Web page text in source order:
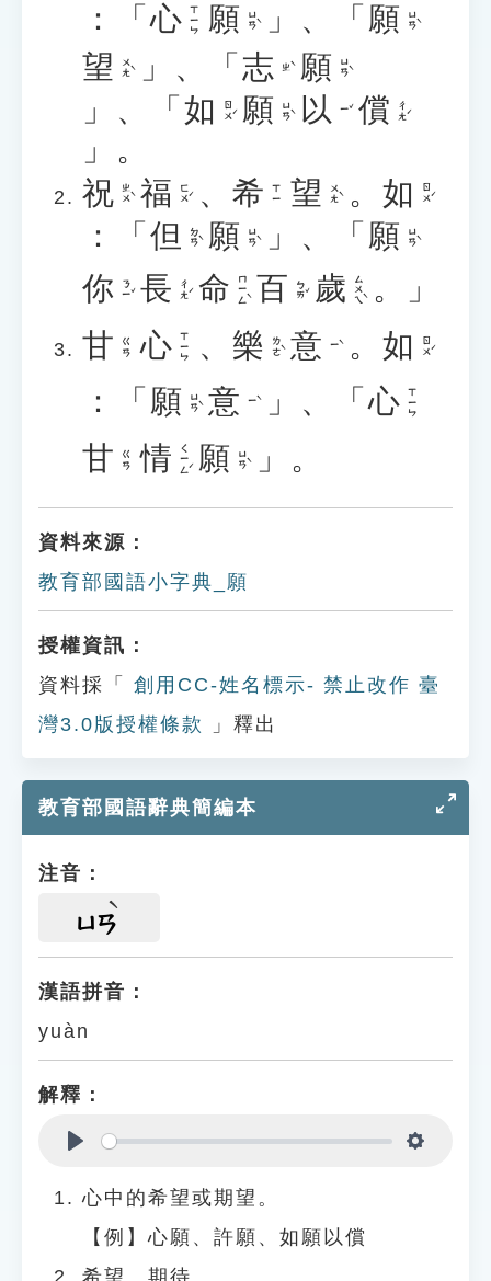
：「心 ㄒㄧㄣ 願 ㄩㄢˋ 」、「 願 ㄩㄢˋ
望 ㄨㄤˋ 」、「 志 ㄓˋ 願 ㄩㄢˋ
」、「 如 ㄖㄨˊ 願 ㄩㄢˋ 以 ㄧˇ 償 ㄔㄤˊ
」。
祝 ㄓㄨˋ 福 ㄈㄨˊ 、 希 ㄒㄧ 望 ㄨㄤˋ 。 如 ㄖㄨˊ
：「 但 ㄉㄢˋ 願 ㄩㄢˋ 」、「 願 ㄩㄢˋ
你 ㄋㄧˇ 長 ㄔㄤˊ 命 ㄇㄧㄥˋ 百 ㄅㄞˇ 歲 ㄙㄨㄟˋ 。」
甘 ㄍㄢ 心 ㄒㄧㄣ 、 樂 ㄌㄜˋ 意 ㄧˋ 。 如 ㄖㄨˊ
：「 願 ㄩㄢˋ 意 ㄧˋ 」、「心 ㄒㄧㄣ
甘 ㄍㄢ 情 ㄑㄧㄥˊ 願 ㄩㄢˋ 」。
資料來源：
教育部國語小字典_願
授權資訊：
資料採「
創用CC-姓名標示- 禁止改作 臺
灣3.0版授權條款
」釋出
教育部國語辭典簡編本
注音：
ㄩㄢ
漢語拼音：
yuàn
解釋：
心中的希望或期望。
【例】心願、許願、如願以償
希望、期待。